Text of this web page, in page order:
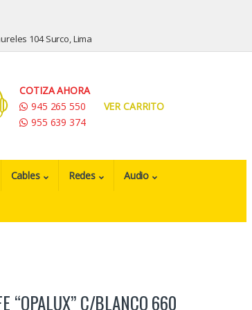
104 Surco, Lima
COTIZA AHORA
945 265 550
955 639 374
VER CARRITO
Cables Redes Audio
“OPALUX” C/BLANCO 660